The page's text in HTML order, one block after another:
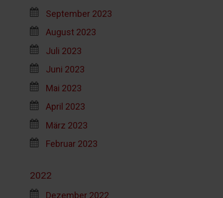
September 2023
August 2023
Juli 2023
Juni 2023
Mai 2023
April 2023
März 2023
Februar 2023
2022
Dezember 2022